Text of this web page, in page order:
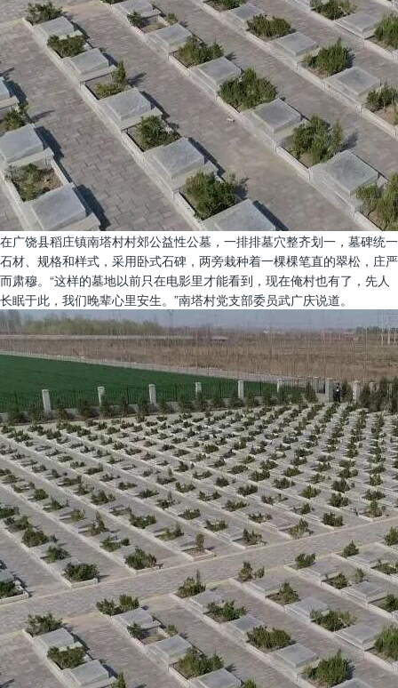
在广饶县稻庄镇南塔村村郊公益性公墓，一排排墓穴整齐划一，墓碑统一
石材、规格和样式，采用卧式石碑，两旁栽种着一棵棵笔直的翠松，庄严
而肃穆。“这样的墓地以前只在电影里才能看到，现在俺村也有了，先人
长眠于此，我们晚辈心里安生。”南塔村党支部委员武广庆说道。